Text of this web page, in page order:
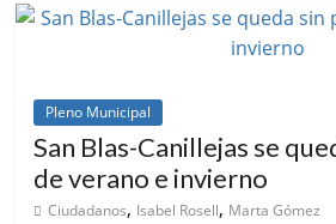
Pleno Municipal
San Blas-Canillejas se
de verano e invierno
Ciudadanos, Isabel Rosell, Marta Gómez